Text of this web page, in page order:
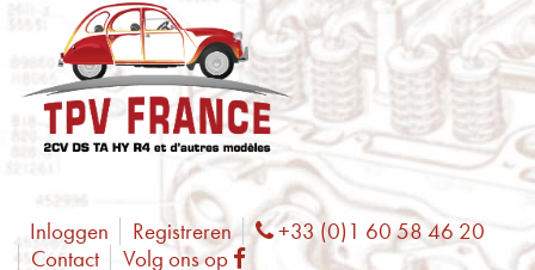
Inloggen Registreren Phone
+33 (0)1 60 58 46 20
Contact
Volg ons op Facebook